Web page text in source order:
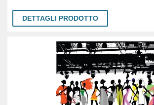
DETTAGLI PRODOTTO